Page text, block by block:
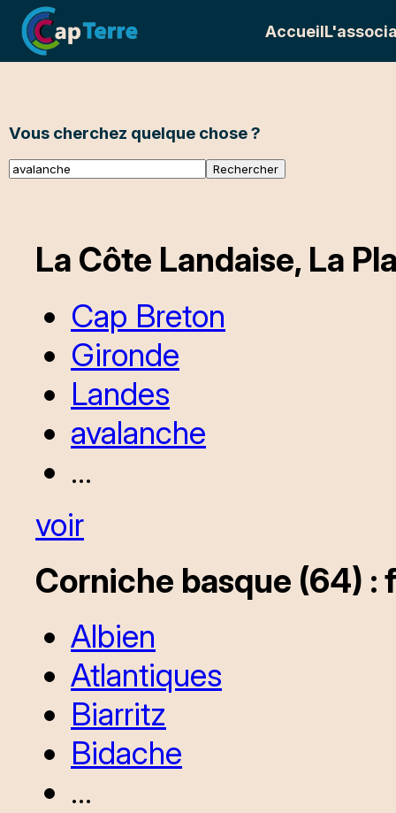
Accueil
Vous cherchez quelque chose ?
La Côte Landaise, La
Cap Breton
Gironde
Landes
avalanche
...
voir
Corniche basque (64)
Albien
Atlantiques
Biarritz
Bidache
...